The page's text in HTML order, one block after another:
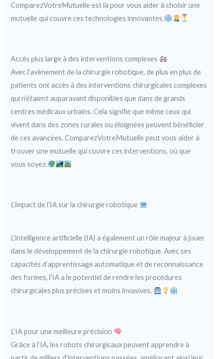
ComparezVotreMutuelle est là pour vous aider à choisir une
mutuelle qui couvre ces technologies innovantes.
Accès plus large à des interventions complexes
Avec l’avènement de la chirurgie robotique, de plus en plus de
patients ont accès à des interventions chirurgicales complexes
qui n’étaient auparavant disponibles que dans de grands
centres médicaux urbains. Cela signifie que même ceux qui
vivent dans des zones rurales ou éloignées peuvent bénéficier
de ces avancées. ComparezVotreMutuelle peut vous aider à
trouver une mutuelle qui couvre ces interventions, où que
vous soyez.
L’impact de l’IA sur la chirurgie robotique
L’intelligence artificielle (IA) a également un rôle majeur à jouer
dans le développement de la chirurgie robotique. Avec ses
capacités d’apprentissage automatique et de reconnaissance
des formes, l’IA a le potentiel de rendre les procédures
chirurgicales plus précises et moins invasives.
L’IA pour une meilleure précision
Grâce à l’IA, les robots chirurgicaux peuvent apprendre à